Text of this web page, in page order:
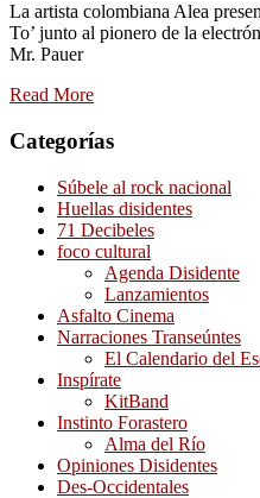
La artista colombiana Alea
To’ junto al pionero de la
Mr. Pauer
Read More
Categorías
Súbele al rock nacional
Huellas disidentes
71 Decibeles
foco cultural
Agenda Disidente
Lanzamientos
Asfalto Cinema
Narraciones Transeúntes
El Calendario del
Inspírate
KitBand
Instinto Forastero
Alma del Río
Opiniones Disidentes
Des-Occidentales